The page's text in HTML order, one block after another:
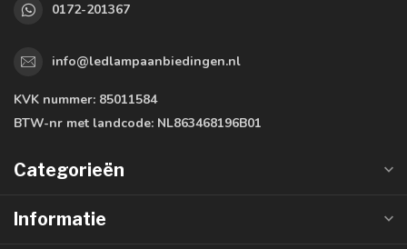
0172-201367
info@ledlampaanbiedingen.nl
KVK nummer: 85011584
BTW-nr met landcode: NL863468196B01
Categorieën
Informatie